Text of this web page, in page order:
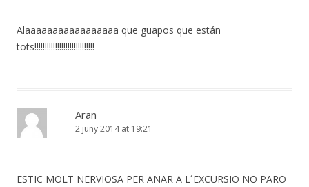
Alaaaaaaaaaaaaaaaaa que guapos que están
tots!!!!!!!!!!!!!!!!!!!!!!!!!!!!!
Aran
2 juny 2014 at 19:21
ESTIC MOLT NERVIOSA PER ANAR A L´EXCURSIO NO PARO